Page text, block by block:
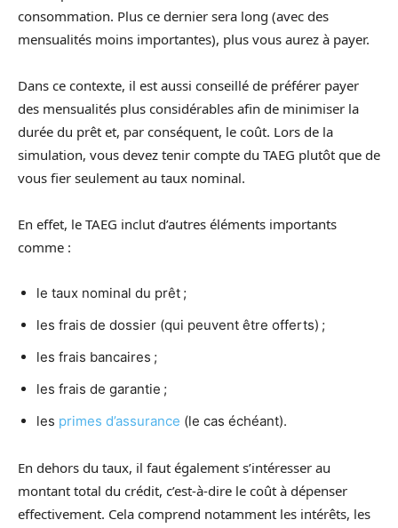
consommation. Plus ce dernier sera long (avec des
mensualités moins importantes), plus vous aurez à payer.
Dans ce contexte, il est aussi conseillé de préférer payer
des mensualités plus considérables afin de minimiser la
durée du prêt et, par conséquent, le coût. Lors de la
simulation, vous devez tenir compte du TAEG plutôt que de
vous fier seulement au taux nominal.
En effet, le TAEG inclut d’autres éléments importants
comme :
le taux nominal du prêt ;
les frais de dossier (qui peuvent être offerts) ;
les frais bancaires ;
les frais de garantie ;
les primes d’assurance (le cas échéant).
En dehors du taux, il faut également s’intéresser au
montant total du crédit, c’est-à-dire le coût à dépenser
effectivement. Cela comprend notamment les intérêts, les